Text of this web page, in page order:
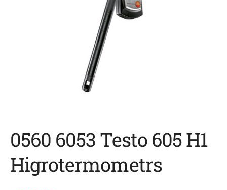
0560 6053 Testo 605 H1
Higrotermometrs